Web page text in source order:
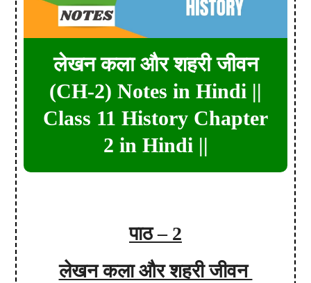
लेखन कला और शहरी जीवन
(CH-2) Notes in Hindi ||
Class 11 History Chapter
2 in Hindi ||
पाठ – 2
लेखन कला और शहरी जीवन